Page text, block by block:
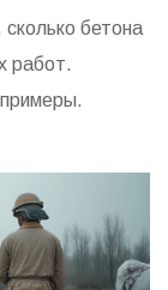
бетона
работ.